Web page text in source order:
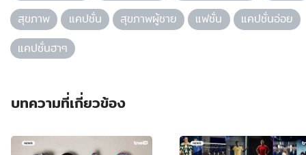
สุขภาพ
แคปชั่น สุขภาพผู้ชาย แฟชั่น
แคปชั่นอ่อย
แคปชั่นฮาๆ
บทความที่เกี่ยวข้อง